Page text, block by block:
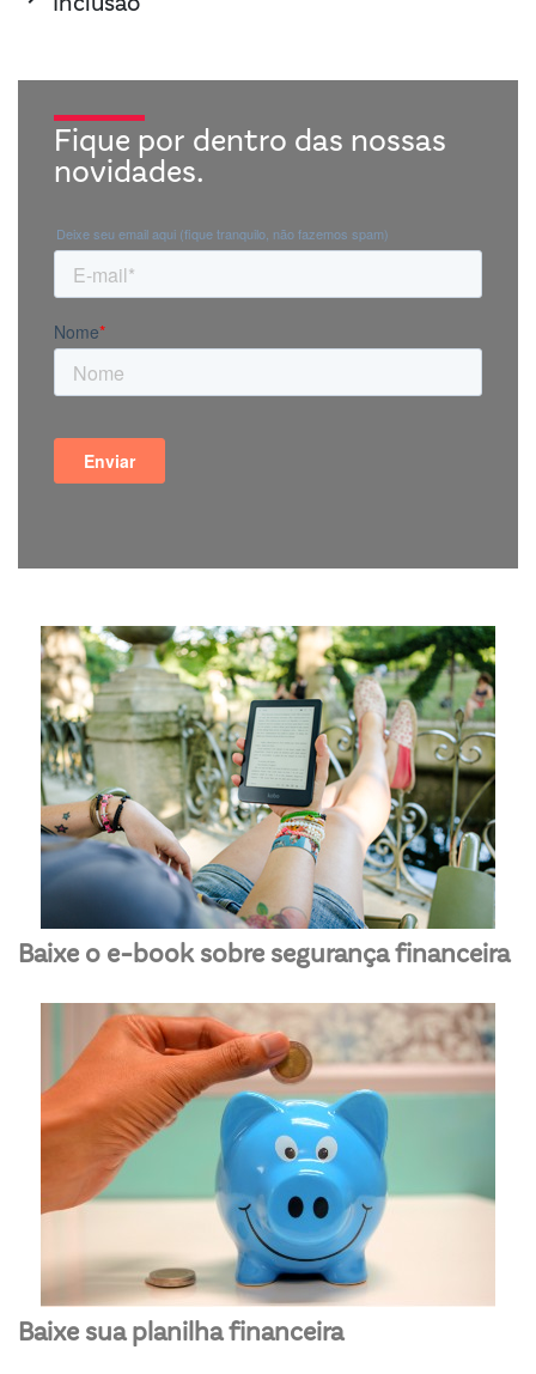
Inclusão
Fique por dentro das nossas
novidades.
Baixe o e-book sobre segurança financeira
Baixe sua planilha financeira